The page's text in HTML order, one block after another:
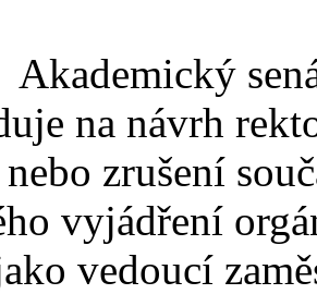
senát
na návrh
zrušení
vyjádření
vedoucí